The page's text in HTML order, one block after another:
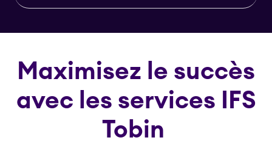
Maximisez le succès
avec les services IFS
Tobin